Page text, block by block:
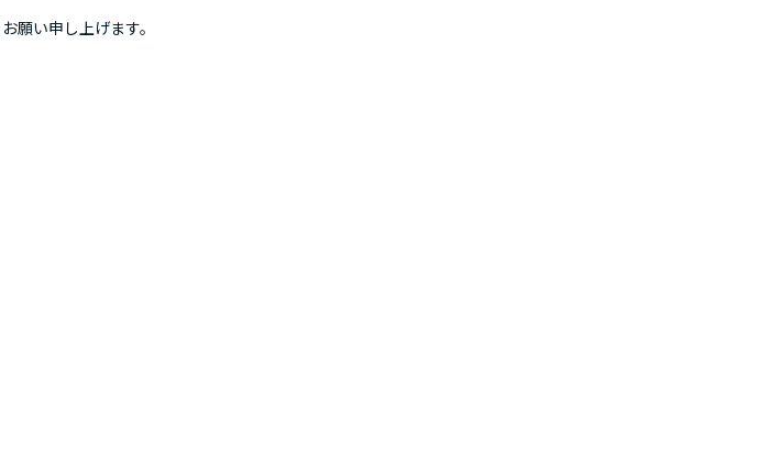
願い申し上げます。